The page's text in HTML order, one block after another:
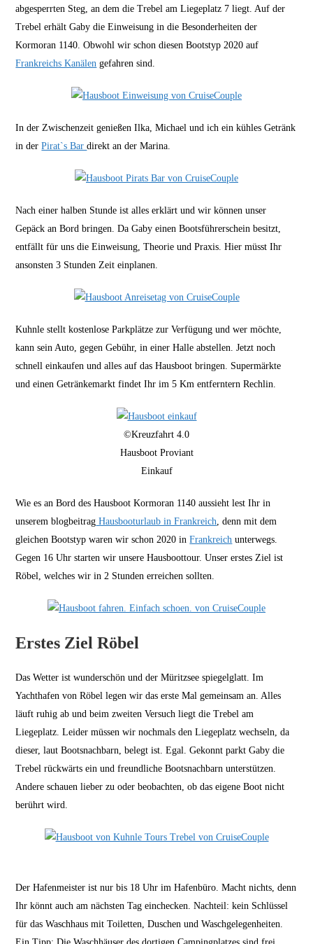
abgesperrten Steg, an dem die Trebel am Liegeplatz 7 liegt. Auf der
Trebel erhält Gaby die Einweisung in die Besonderheiten der
Kormoran 1140. Obwohl wir schon diesen Bootstyp 2020 auf
Frankreichs Kanälen gefahren sind.
In der Zwischenzeit genießen Ilka, Michael und ich ein kühles Getränk
in derPiratˋs Bardirekt an der Marina.
Nach einer halben Stunde ist alles erklärt und wir können unser
Gepäck an Bord bringen. Da Gaby einen Bootsführerschein besitzt,
entfällt für uns die Einweisung, Theorie und Praxis. Hier müsst Ihr
ansonsten 3 Stunden Zeit einplanen.
Kuhnle stellt kostenlose Parkplätze zur Verfügung und wer möchte,
kann sein Auto, gegen Gebühr, in einer Halle abstellen. Jetzt noch
schnell einkaufen und alles auf das Hausboot bringen. Supermärkte
und einen Getränkemarkt findet Ihr im 5 Km entferntern Rechlin.
©Kreuzfahrt 4.0
Hausboot Proviant
Einkauf
Wie es an Bord des Hausboot Kormoran 1140 aussieht lest Ihr in
unserem blogbeitrag Hausbooturlaub in Frankreich, denn mit dem
gleichen Bootstyp waren wir schon 2020 inFrankreich unterwegs.
Gegen 16 Uhr starten wir unsere Hausboottour. Unser erstes Ziel ist
Röbel, welches wir in 2 Stunden erreichen sollten.
Erstes Ziel Röbel
Das Wetter ist wunderschön und der Müritzsee spiegelglatt. Im
Yachthafen von Röbel legen wir das erste Mal gemeinsam an. Alles
läuft ruhig ab und beim zweiten Versuch liegt die Trebel am
Liegeplatz. Leider müssen wir nochmals den Liegeplatz wechseln, da
dieser, laut Bootsnachbarn, belegt ist. Egal. Gekonnt parkt Gaby die
Trebel rückwärts ein und freundliche Bootsnachbarn unterstützen.
Andere schauen lieber zu oder beobachten, ob das eigene Boot nicht
berührt wird.
Der Hafenmeister ist nur bis 18 Uhr im Hafenbüro. Macht nichts, denn
Ihr könnt auch am nächsten Tag einchecken. Nachteil: kein Schlüssel
für das Waschhaus mit Toiletten, Duschen und Waschgelegenheiten.